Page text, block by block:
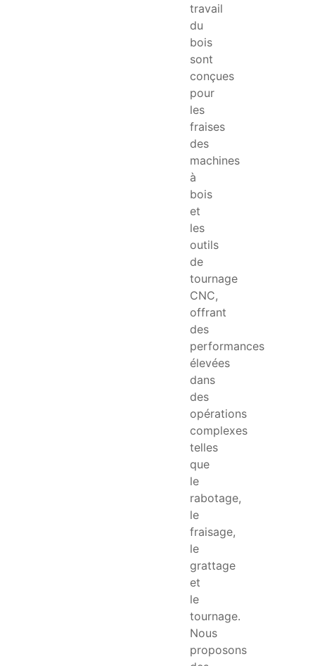
travail
du
bois
sont
conçues
pour
les
fraises
des
machines
à
bois
et
les
outils
de
tournage
CNC,
offrant
des
performances
élevées
dans
des
opérations
complexes
telles
que
le
rabotage,
le
fraisage,
le
grattage
et
le
tournage.
Nous
proposons